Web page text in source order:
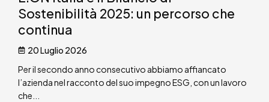
Sostenibilità 2025: un percorso che
continua
20 Luglio 2026
Per il secondo anno consecutivo abbiamo affiancato
l’azienda nel racconto del suo impegno ESG, con un lavoro
che...